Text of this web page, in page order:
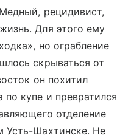
рецидивист,
Для этого ему
но ограбление
скрываться от
он похитил
купе и превратился
отделение
Усть-Шахтинске. Не